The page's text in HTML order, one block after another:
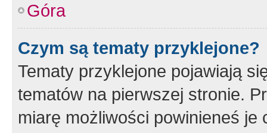
Góra
Czym są tematy przyklejone?
Tematy przyklejone pojawiają
tematów na pierwszej stronie.
miarę możliwości powinieneś je